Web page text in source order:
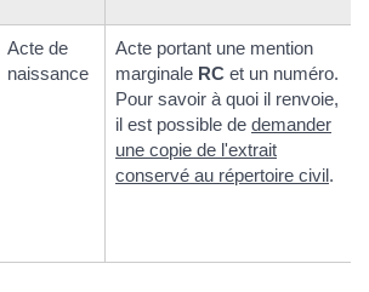
Acte de
naissance
Acte portant une mention
marginale RC et un numéro.
Pour savoir à quoi il renvoie,
il est possible de demander
une copie de l'extrait
conservé au répertoire civil.